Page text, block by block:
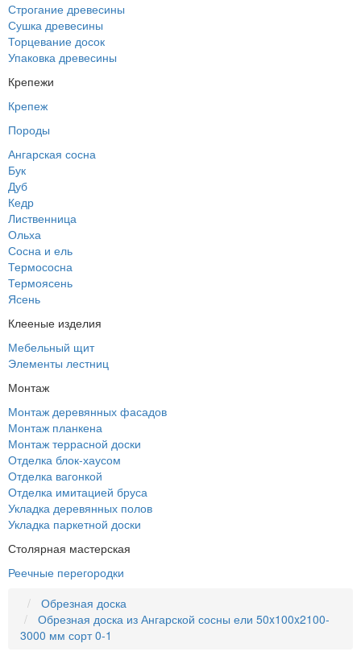
Строгание древесины
Сушка древесины
Торцевание досок
Упаковка древесины
Крепежи
Крепеж
Породы
Ангарская сосна
Бук
Дуб
Кедр
Лиственница
Ольха
Сосна и ель
Термососна
Термоясень
Ясень
Клееные изделия
Мебельный щит
Элементы лестниц
Монтаж
Монтаж деревянных фасадов
Монтаж планкена
Монтаж террасной доски
Отделка блок-хаусом
Отделка вагонкой
Отделка имитацией бруса
Укладка деревянных полов
Укладка паркетной доски
Столярная мастерская
Реечные перегородки
Обрезная доска
Обрезная доска из Ангарской сосны ели 50x100x2100-
3000 мм сорт 0-1